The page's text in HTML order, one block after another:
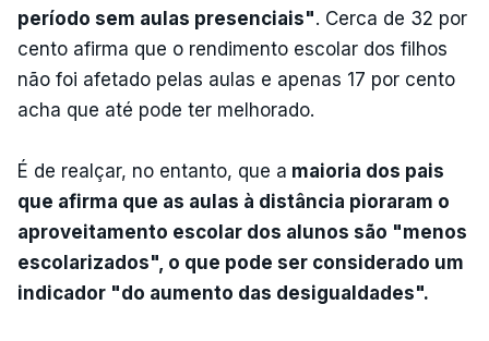
período sem aulas presenciais". Cerca de 32 por
cento afirma que o rendimento escolar dos filhos
não foi afetado pelas aulas e apenas 17 por cento
acha que até pode ter melhorado.
É de realçar, no entanto, que a maioria dos pais
que afirma que as aulas à distância pioraram o
aproveitamento escolar dos alunos são "menos
escolarizados", o que pode ser considerado um
indicador "do aumento das desigualdades".